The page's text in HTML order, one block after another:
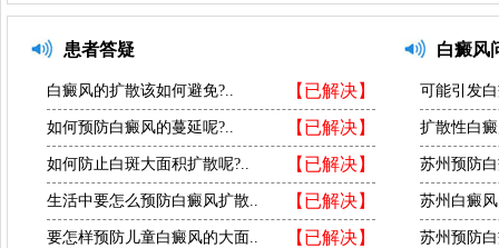
患者答疑
【已解决】
白癜风的扩散该如何避免?..
【已解决】
如何预防白癜风的蔓延呢?..
【已解决】
如何防止白斑大面积扩散呢?..
【已解决】
生活中要怎么预防白癜风扩散..
【已解决】
要怎样预防儿童白癜风的大面..
白癜风
可能引发
扩散性白
苏州预防
苏州白癜
苏州预防